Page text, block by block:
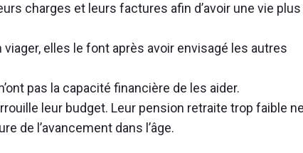
charges et leurs factures afin d’avoir une vie plus
elles le font après avoir envisagé les autres
pas la capacité financière de les aider.
leur budget. Leur pension retraite trop faible
de l’avancement dans l’âge.